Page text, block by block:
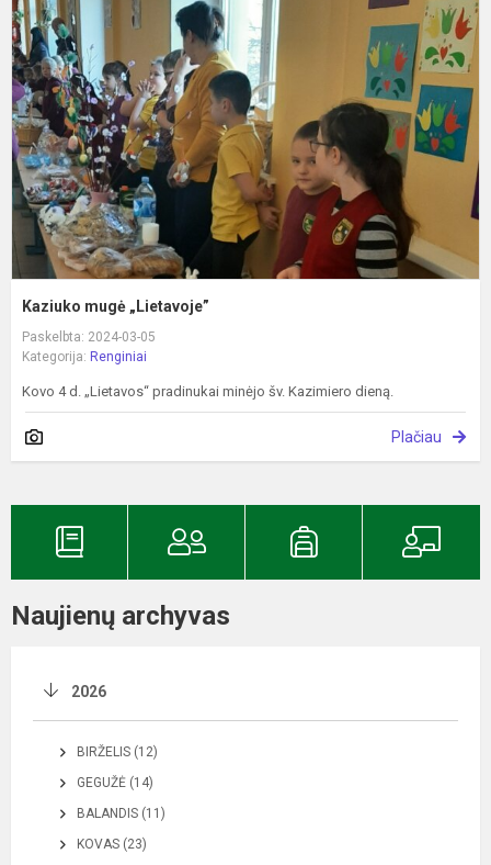
Kaziuko mugė „Lietavoje”
Paskelbta: 2024-03-05
Kategorija: Renginiai
Kovo 4 d. „Lietavos“ pradinukai minėjo šv. Kazimiero dieną.
Plačiau
Naujienų archyvas
2026
BIRŽELIS (12)
GEGUŽĖ (14)
BALANDIS (11)
KOVAS (23)